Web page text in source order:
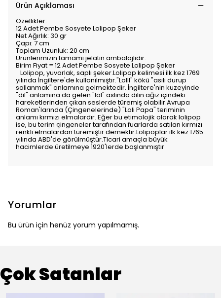
Ürün Açıklaması
Özellikler:
12 Adet Pembe Sosyete Lolipop Şeker
Net Ağırlık: 30 gr
Çapı: 7 cm
Toplam Uzunluk: 20 cm
Ürünlerimizin tamamı jelatin ambalajlıdır.
Birim Fiyat = 12 Adet Pembe Sosyete Lolipop Şeker
Lolipop, yuvarlak, saplı şeker.Lolipop kelimesi ilk kez 1769
yılında İngiltere'de kullanılmıştır."Lolll" kökü "asılı durup
sallanmak" anlamına gelmektedir. İngiltere'nin kuzeyinde
"dil" anlamına da gelen "lol" aslında dilin ağız içindeki
hareketlerinden çıkan seslerde türemiş olabilir.Avrupa
Roman'larında (Çingenelerinde) "Loli Papa" teriminin
anlamı kırmızı elmalardır. Eğer bu etimolojik olarak lolipop
ise, bu terim çingeneler tarafından fuarlarda satılan kırmızı
renkli elmalardan türemiştir demektir.Lolipoplar ilk kez 1765
yılında ABD'de görülmüştür.Ticari amaçla büyük
hacimlerde üretilmeye 1920'lerde başlanmıştır
Yorumlar
Bu ürün için henüz yorum yapılmamış.
Çok Satanlar